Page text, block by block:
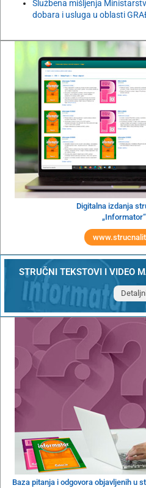
Službena mišljenja
dobara i usluga u oblasti
Digitalna izdanja
„Informator“
STRUČNI TEKSTOVI I VIDEO
Baza pitanja i odgovora objavljenih u